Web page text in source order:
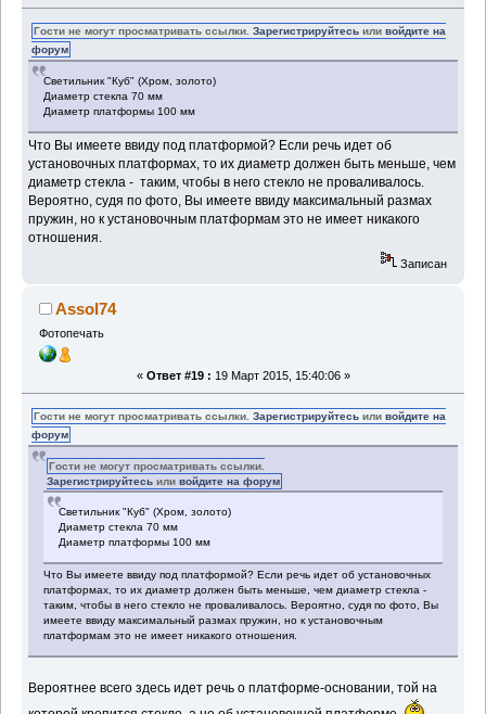
Гости не могут просматривать ссылки.Зарегистрируйтесь иливойдите на
форум
Светильник "Куб" (Хром, золото)
Диаметр стекла 70 мм
Диаметр платформы 100 мм
Что Вы имеете ввиду под платформой? Если речь идет об
установочных платформах, то их диаметр должен быть меньше, чем
диаметр стекла - таким, чтобы в него стекло не проваливалось.
Вероятно, судя по фото, Вы имеете ввиду максимальный размах
пружин, но к установочным платформам это не имеет никакого
отношения.
Записан
Assol74
Фотопечать
« Ответ #19 : 19 Март 2015, 15:40:06 »
Гости не могут просматривать ссылки.Зарегистрируйтесь иливойдите на
форум
Гости не могут просматривать ссылки.
Зарегистрируйтесь иливойдите на форум
Светильник "Куб" (Хром, золото)
Диаметр стекла 70 мм
Диаметр платформы 100 мм
Что Вы имеете ввиду под платформой? Если речь идет об установочных
платформах, то их диаметр должен быть меньше, чем диаметр стекла -
таким, чтобы в него стекло не проваливалось. Вероятно, судя по фото, Вы
имеете ввиду максимальный размах пружин, но к установочным
платформам это не имеет никакого отношения.
Вероятнее всего здесь идет речь о платформе-основании, той на